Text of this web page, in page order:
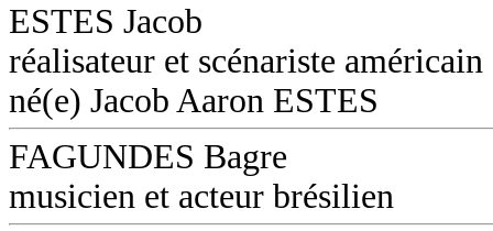
ESTES Jacob
réalisateur et scénariste américain
né(e) Jacob Aaron ESTES
FAGUNDES Bagre
musicien et acteur brésilien